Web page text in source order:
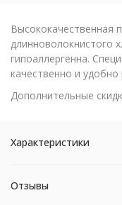
Высококачественная
длинноволокнистого
гипоаллергенна.
качественно и
Дополнительные
Характеристики
Отзывы